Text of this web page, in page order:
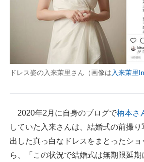
企業ITのトレンドを詳説
経営リーダーのコミュニティ
マーケ×ITの今がよく分かる
IT製品の技術・比較・事例
製造業のIT導入・活用を支援
モノづくり技術者専門サイト
ドレス姿の入来茉里さん（画像は入来茉里
2020年2月に自身のブログで柄本さ
していた入来さんは、結婚式の前撮
出した真っ白なドレスをまとったシ
ら、「この状況で結婚式は無期限延期